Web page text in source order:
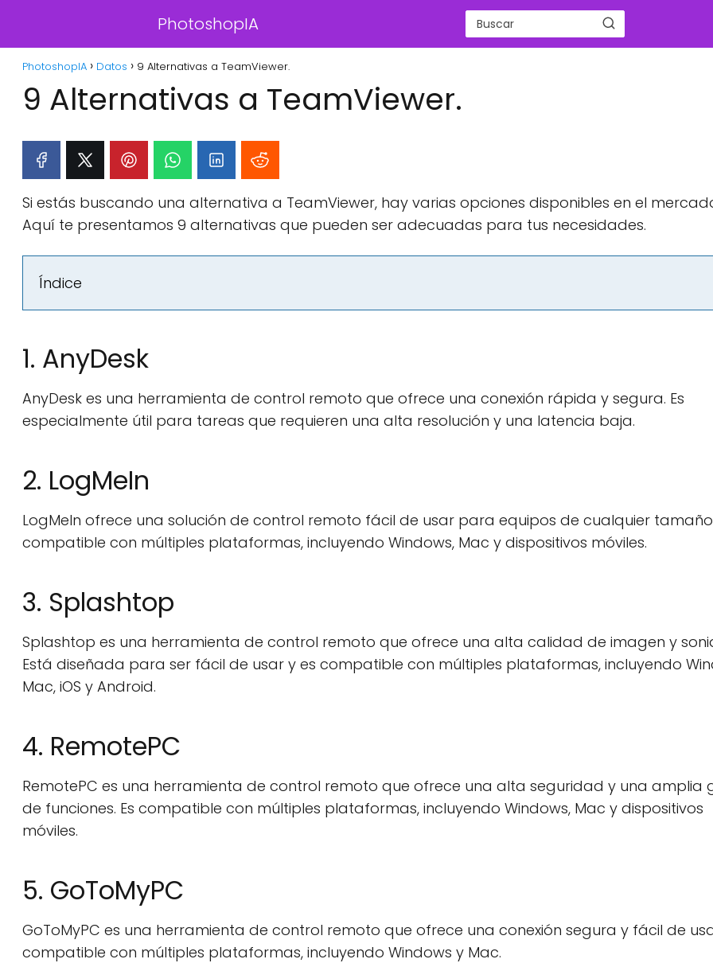
PhotoshopIA
PhotoshopIA Datos 9 Alternativas a TeamViewer.
9 Alternativas a TeamViewer.
Si estás buscando una alternativa a TeamViewer, hay varias opciones disponibles en el
Aquí te presentamos 9 alternativas que pueden ser adecuadas para tus necesidades.
Índice
1. AnyDesk
AnyDesk es una herramienta de control remoto que ofrece una conexión rápida y segura. Es
especialmente útil para tareas que requieren una alta resolución y una latencia baja.
2. LogMeIn
LogMeIn ofrece una solución de control remoto fácil de usar para equipos de cualquier
compatible con múltiples plataformas, incluyendo Windows, Mac y dispositivos móviles.
3. Splashtop
Splashtop es una herramienta de control remoto que ofrece una alta calidad de imagen y
Está diseñada para ser fácil de usar y es compatible con múltiples plataformas, incluyendo
Mac, iOS y Android.
4. RemotePC
RemotePC es una herramienta de control remoto que ofrece una alta seguridad y una amplia
de funciones. Es compatible con múltiples plataformas, incluyendo Windows, Mac y dispositivos
móviles.
5. GoToMyPC
GoToMyPC es una herramienta de control remoto que ofrece una conexión segura y fácil de
compatible con múltiples plataformas, incluyendo Windows y Mac.